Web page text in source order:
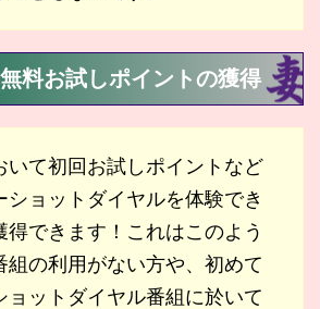
料お試しポイントの獲得
いて初回お試しポイントなど
ショットダイヤルを体験でき
得できます！これはこのよう
組の利用がない方や、初めて
ョットダイヤル番組に於いて